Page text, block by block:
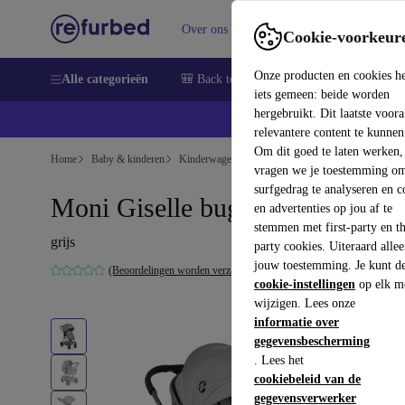
Cookie-
Onze producten en cookies
iets gemeen: beide worden
hergebruikt. Dit laatste
relevantere content te
Om dit goed te laten werken,
vragen we je toestemming
surfgedrag te analyseren en
en advertenties op jou af te
stemmen met first-party en
party cookies. Uiteraard
jouw toestemming. Je kunt
cookie-instellingen op elk
wijzigen. Lees onze
informatie over
gegevensbescherming
. Lees het
cookiebeleid van de
gegevensverwerker
Over ons Verkopen Support
Alle categorieën 🎒 Back to school Smartphones
Home Baby & kinderen Kinderwagens & Buggy's Buggy's
Moni Giselle buggy
grijs
(Beoordelingen worden verzameld)